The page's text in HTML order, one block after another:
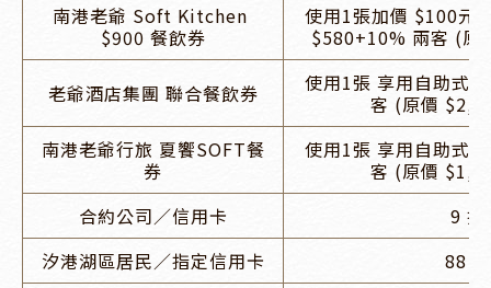
南港老爺 Soft Kitchen
$900 餐飲券
使用1張加價 $100元
$580+10% 兩客 (原
老爺酒店集團 聯合餐飲券
使用1張 享用自助式
客 (原價
南港老爺行旅 夏饗SOFT餐
券
使用1張 享用自助式
客 (原價
合約公司／信用卡
9 折
汐港湖區居民／指定信用卡
88 折